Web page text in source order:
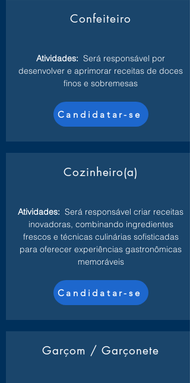
Confeiteiro
Atividades: Será responsável por
desenvolver e aprimorar receitas de doces
finos e sobremesas
Candidatar-se
Cozinheiro(a)
Atividades: Será responsável criar receitas
inovadoras, combinando ingredientes
frescos e técnicas culinárias sofisticadas
para oferecer experiências gastronômicas
memoráveis
Candidatar-se
Garçom / Garçonete